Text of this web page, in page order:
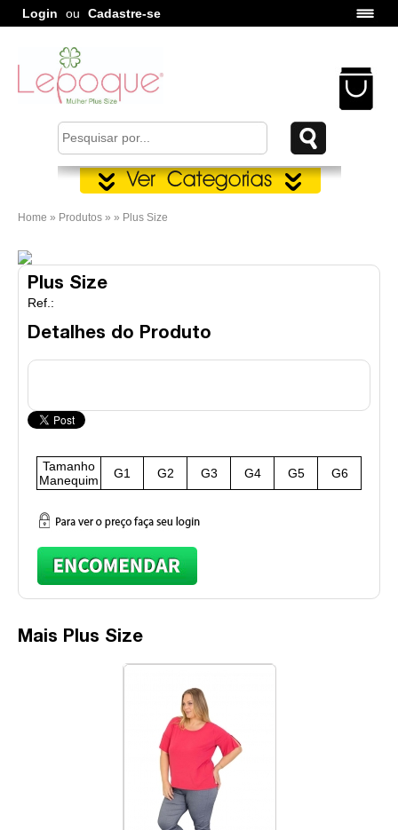
Login ou Cadastre-se
Home » Produtos » » Plus Size
Plus Size
Ref.:
Detalhes do Produto
Tamanho
Manequim
G1 G2 G3 G4 G5 G6
Mais Plus Size